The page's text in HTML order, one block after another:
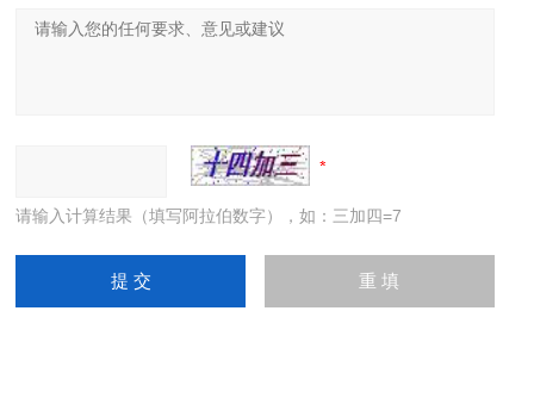
请输入计算结果（填写阿拉伯数字），如：三加四=7